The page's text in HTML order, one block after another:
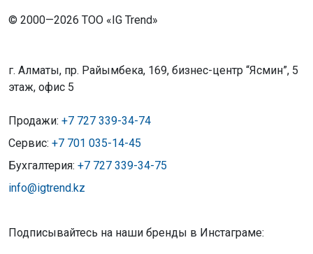
© 2000—2026 ТОО «IG Trend»
г. Алматы, пр. Райымбека, 169, бизнес-центр “Ясмин”, 5
этаж, офис 5
Продажи: +7 727 339-34-74
Сервис: +7 701 035-14-45
Бухгалтерия: +7 727 339-34-75
info@igtrend.kz
Подписывайтесь на наши бренды в Инстаграме: